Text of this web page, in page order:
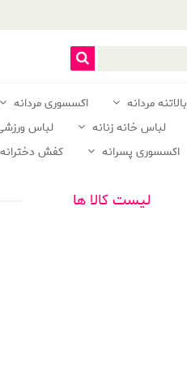
بالاتنه مردانه اکسسوری مردانه
لباس خانه زنانه لباس
اکسسوری پسرانه کفش دخترانه
لیست کالا ها